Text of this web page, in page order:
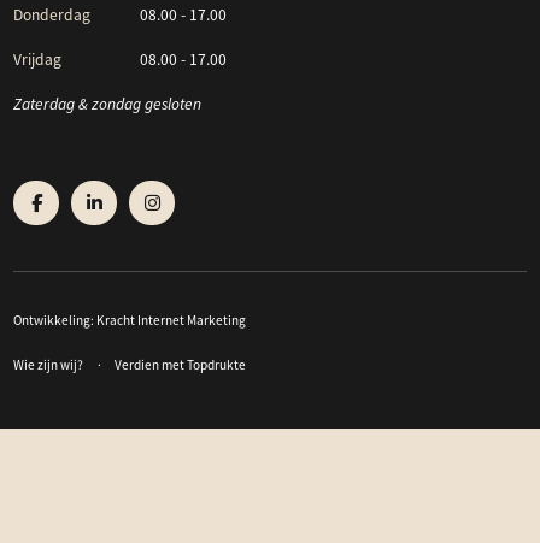
Donderdag 08.00 - 17.00
Vrijdag 08.00 - 17.00
Zaterdag & zondag gesloten
Ontwikkeling: Kracht Internet Marketing
Wie zijn wij? Verdien met Topdrukte